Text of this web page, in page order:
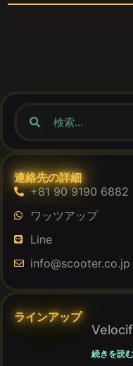
連絡先の詳細
+81 90 9190 6882
ワッツアップ
Line
info@scooter.co.jp
ラインアップ
続きを読